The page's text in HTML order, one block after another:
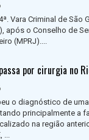
Vara Criminal de
após o Conselho de
(MPRJ)....
por cirurgia no
o diagnóstico de
principalmente a
na região
...